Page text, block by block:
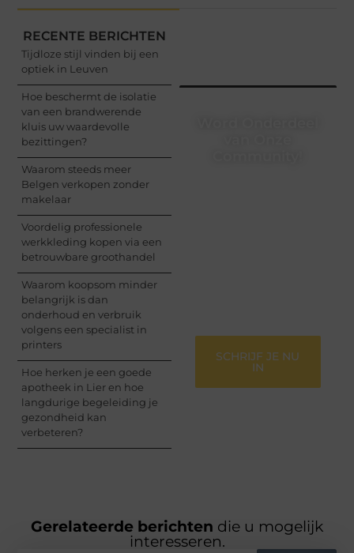
RECENTE BERICHTEN
Tijdloze stijl vinden bij een
optiek in Leuven
Hoe beschermt de isolatie
van een brandwerende
kluis uw waardevolle
bezittingen?
Waarom steeds meer
Belgen verkopen zonder
makelaar
Voordelig professionele
werkkleding kopen via een
betrouwbare groothandel
Waarom koopsom minder
belangrijk is dan
onderhoud en verbruik
volgens een specialist in
printers
Hoe herken je een goede
apotheek in Lier en hoe
langdurige begeleiding je
gezondheid kan
verbeteren?
SCHRIJF JE NU
IN
Gerelateerde berichten die u mogelijk
interesseren.